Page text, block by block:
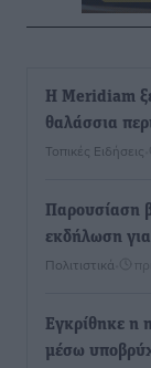
Η Meridiam
θαλάσσια
Τοπικές Ειδήσεις
Παρουσίαση
εκδήλωση
Πολιτιστικά
Εγκρίθηκε η
μέσω